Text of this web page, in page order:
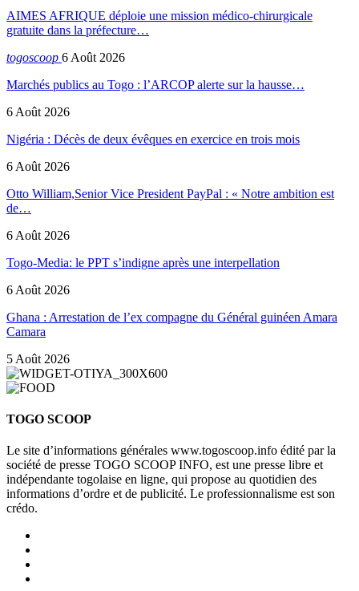
AIMES AFRIQUE déploie une mission médico-chirurgicale
gratuite dans la préfecture…
togoscoop 6 Août 2026
Marchés publics au Togo : l’ARCOP alerte sur la hausse…
6 Août 2026
Nigéria : Décès de deux évêques en exercice en trois mois
6 Août 2026
Otto William,Senior Vice President PayPal : « Notre ambition est
de…
6 Août 2026
Togo-Media: le PPT s’indigne après une interpellation
6 Août 2026
Ghana : Arrestation de l’ex compagne du Général guinéen Amara
Camara
5 Août 2026
TOGO SCOOP
Le site d’informations générales www.togoscoop.info édité par la
société de presse TOGO SCOOP INFO, est une presse libre et
indépendante togolaise en ligne, qui propose au quotidien des
informations d’ordre et de publicité. Le professionnalisme est son
crédo.